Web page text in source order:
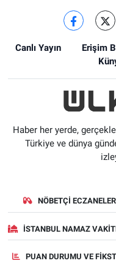
Canlı Yayın Erişim
Haber her yerde,
Türkiye ve dünya
NÖBETÇI ECZANELER
İSTANBUL NAMAZ
PUAN DURUMU VE